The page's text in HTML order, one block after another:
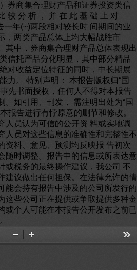
券商集合理财产品和证券投资类信
较 分 析 ， 并 在 此 基 础 上 对
一年(~)两段相对较长时 间期间的业
，两类产品总体上均大幅战胜市
其中，券商集合理财产品总体表现出
信托产品分化明显，其中部分精品
对收益定位特征的同时，中长期展
力。 特别声明： 本报告版权归“国
先书面授权，任何人不得对本报告
。如引用、刊发， 需注明出处为“国
报告进行有悖原意的删节和修改。
人员认为可信的公开资 料或实地调
人员对这些信息的准确性和完整性不
资料、意见、预测均反映报 告初次
随时调整。报告中的信息或所表达意
或税务的最终操作建议，我公司 不
建议做出任何担保。在法律允许的情
能会持有报告中涉及的公司所发行的
这些公司正在提供或争取提供多种金
或个人可能在本报告公开发布之前已
Zoom